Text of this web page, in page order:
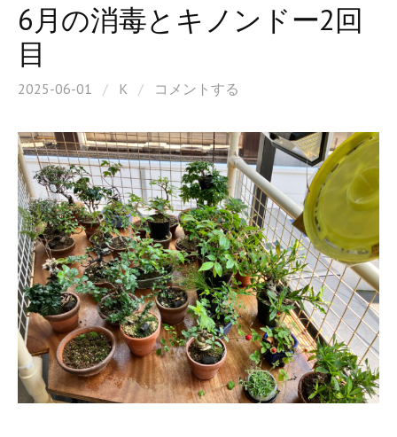
6月の消毒とキノンドー2回
目
2025-06-01 / K / コメントする